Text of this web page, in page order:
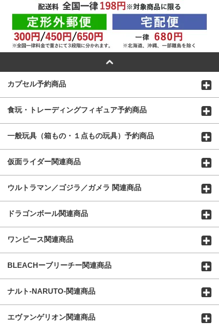
カプセル予約商品
食玩・トレーディングフィギュア予約商品
一般玩具（箱もの・１点もの玩具）予約商品
仮面ライダー関連商品
ウルトラマン／ゴジラ／ガメラ 関連商品
ドラゴンボール関連商品
ワンピース関連商品
BLEACHーブリーチー関連商品
ナルト-NARUTO-関連商品
エヴァンゲリオン関連商品